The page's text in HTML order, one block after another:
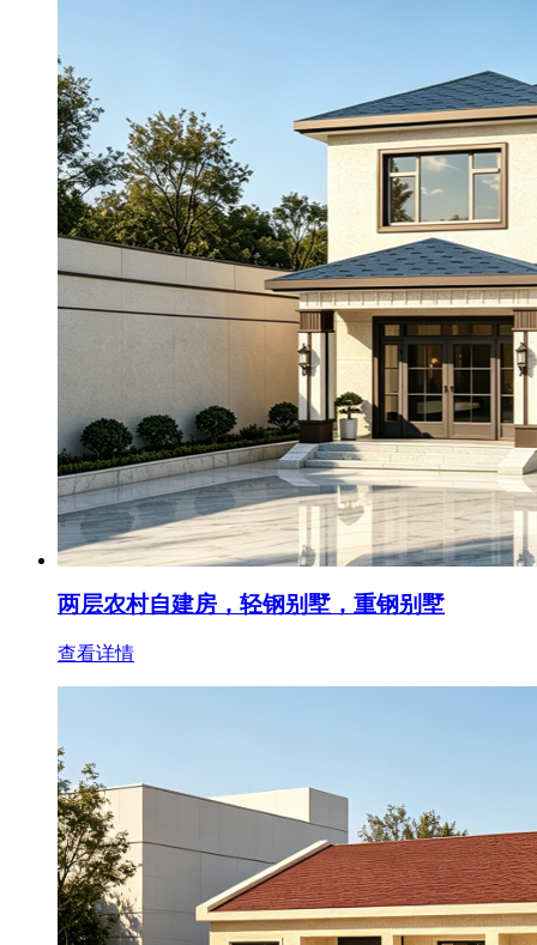
两层农村自建房，轻钢别墅，重钢别墅
查看详情